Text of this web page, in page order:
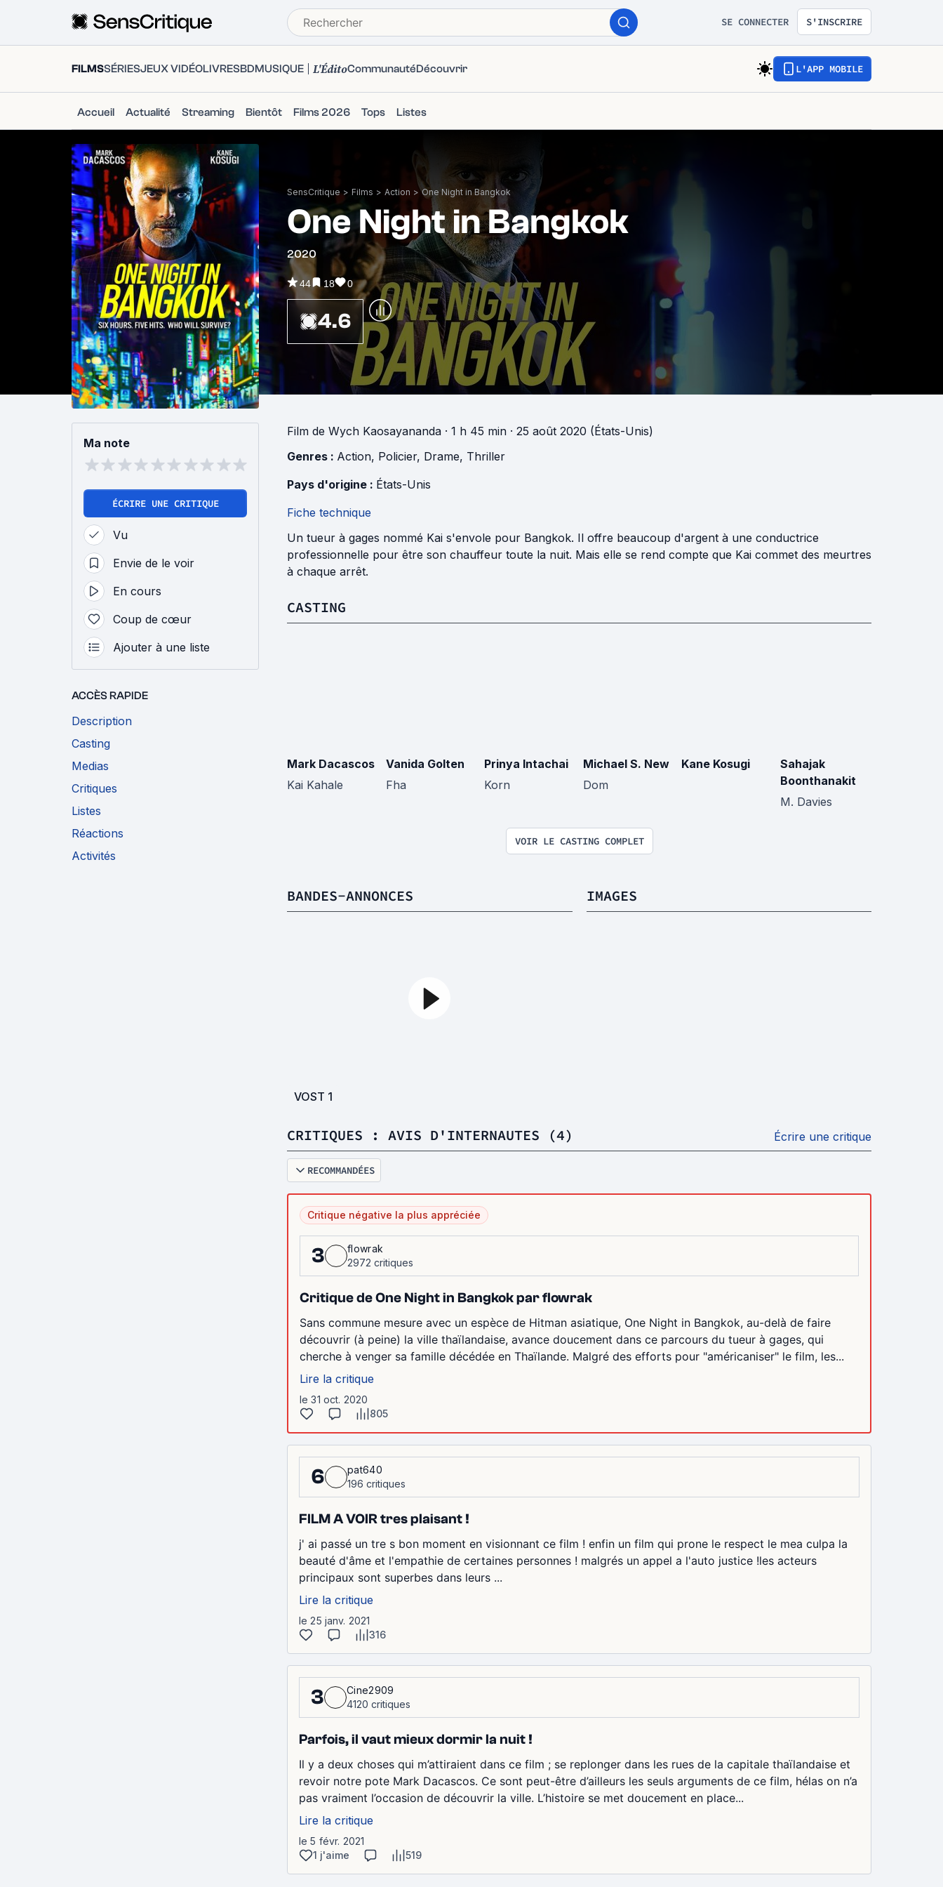
SE CONNECTER S'INSCRIRE
FILMSSÉRIESJEUX VIDÉOLIVRESBDMUSIQUE L'ÉditoCommunautéDécouvrir L'APP MOBILE
Accueil Actualité Streaming Bientôt Films 2026 Tops Listes
SensCritique > Films > Action > One Night in Bangkok
One Night in Bangkok
2020
44 18 0
4.6
Ma note
ÉCRIRE UNE CRITIQUE
Vu
Envie de le voir
En cours
Coup de cœur
Ajouter à une liste
ACCÈS RAPIDE
Description
Casting
Medias
Critiques
Listes
Réactions
Activités
Film de Wych Kaosayananda · 1 h 45 min · 25 août 2020 (États-Unis)
Genres : Action, Policier, Drame, Thriller
Pays d'origine : États-Unis
Fiche technique
Un tueur à gages nommé Kai s'envole pour Bangkok. Il offre beaucoup d'argent à une conductrice
professionnelle pour être son chauffeur toute la nuit. Mais elle se rend compte que Kai commet des meurtres
à chaque arrêt.
CASTING
Mark Dacascos
Kai Kahale
Vanida Golten
Fha
Prinya Intachai
Korn
Michael S. New
Dom
Kane Kosugi
Sahajak
Boonthanakit
M. Davies
VOIR LE CASTING COMPLET
BANDES-ANNONCES
VOST 1
IMAGES
CRITIQUES : AVIS D'INTERNAUTES (4) Écrire une critique
RECOMMANDÉES
Critique négative la plus appréciée
3
flowrak
2972 critiques
Critique de One Night in Bangkok par flowrak
Sans commune mesure avec un espèce de Hitman asiatique, One Night in Bangkok, au-delà de faire
découvrir (à peine) la ville thaïlandaise, avance doucement dans ce parcours du tueur à gages, qui
cherche à venger sa famille décédée en Thaïlande. Malgré des efforts pour "américaniser" le film, les...
Lire la critique
le 31 oct. 2020
805
6
pat640
196 critiques
FILM A VOIR tres plaisant !
j' ai passé un tre s bon moment en visionnant ce film ! enfin un film qui prone le respect le mea culpa la
beauté d'âme et l'empathie de certaines personnes ! malgrés un appel a l'auto justice !les acteurs
principaux sont superbes dans leurs ...
Lire la critique
le 25 janv. 2021
316
3
Cine2909
4120 critiques
Parfois, il vaut mieux dormir la nuit !
Il y a deux choses qui m’attiraient dans ce film ; se replonger dans les rues de la capitale thaïlandaise et
revoir notre pote Mark Dacascos. Ce sont peut-être d’ailleurs les seuls arguments de ce film, hélas on n’a
pas vraiment l’occasion de découvrir la ville. L’histoire se met doucement en place...
Lire la critique
le 5 févr. 2021
1 j'aime
519